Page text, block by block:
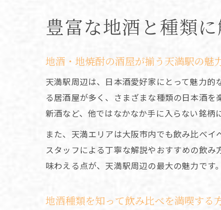
豊富な地酒と種類
地酒・地焼酎の酒屋が揃う天満駅の魅
天満駅周辺は、日本酒愛好家にとって魅力
る居酒屋が多く、さまざまな種類の日本酒
新酒など、他ではなかなか手に入らない銘柄
また、天満エリアは大阪市内でも飲み比べイ
スタッフによる丁寧な解説やおすすめの飲
味わえる点が、天満駅周辺の最大の魅力です。
地酒種類を知って飲み比べを満喫する